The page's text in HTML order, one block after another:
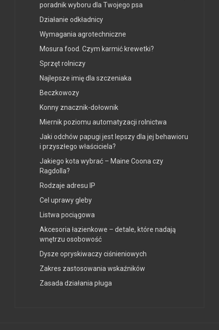
poradnik wyboru dla Twojego psa
Działanie odkładnicy
Wymagania agrotechniczne
Mosura food. Czym karmić krewetki?
Sprzęt rolniczy
Najlepsze imię dla szczeniaka
Beczkowozy
Konny znacznik-dołownik
Miernik poziomu automatyzacji rolnictwa
Jaki odchów papugi jest lepszy dla jej behawioru
i przyszłego właściciela?
Jakiego kota wybrać – Maine Coona czy
Ragdolla?
Rodzaje adresu IP
Cel uprawy gleby
Listwa pociągowa
Akcesoria łazienkowe – detale, które nadają
wnętrzu osobowość
Dysze opryskiwaczy ciśnieniowych
Zakres zastosowania wskaźników
Zasada działania pługa